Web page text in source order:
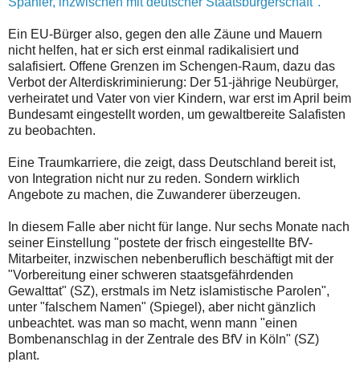
Ein EU-Bürger also, gegen den alle Zäune und Mauern
nicht helfen, hat er sich erst einmal radikalisiert und
salafisiert. Offene Grenzen im Schengen-Raum, dazu das
Verbot der Alterdiskriminierung: Der 51-jährige Neubürger,
verheiratet und Vater von vier Kindern, war erst im April beim
Bundesamt eingestellt worden, um gewaltbereite Salafisten
zu beobachten.
Eine Traumkarriere, die zeigt, dass Deutschland bereit ist,
von Integration nicht nur zu reden. Sondern wirklich
Angebote zu machen, die Zuwanderer überzeugen.
In diesem Falle aber nicht für lange. Nur sechs Monate nach
seiner Einstellung "postete der frisch eingestellte BfV-
Mitarbeiter, inzwischen nebenberuflich beschäftigt mit der
"Vorbereitung einer schweren staatsgefährdenden
Gewalttat" (SZ), erstmals im Netz islamistische Parolen",
unter "falschem Namen" (Spiegel), aber nicht gänzlich
unbeachtet. was man so macht, wenn mann "einen
Bombenanschlag in der Zentrale des BfV in Köln" (SZ)
plant.